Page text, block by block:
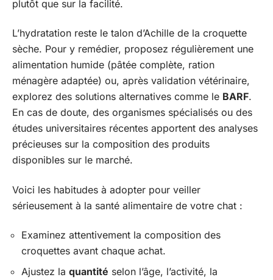
plutôt que sur la facilité.
L’hydratation reste le talon d’Achille de la croquette
sèche. Pour y remédier, proposez régulièrement une
alimentation humide (pâtée complète, ration
ménagère adaptée) ou, après validation vétérinaire,
explorez des solutions alternatives comme le BARF.
En cas de doute, des organismes spécialisés ou des
études universitaires récentes apportent des analyses
précieuses sur la composition des produits
disponibles sur le marché.
Voici les habitudes à adopter pour veiller
sérieusement à la santé alimentaire de votre chat :
Examinez attentivement la composition des
croquettes avant chaque achat.
Ajustez la quantité selon l’âge, l’activité, la